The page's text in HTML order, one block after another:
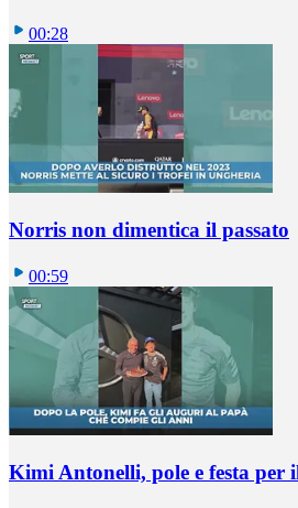
00:28
Norris non dimentica il passato
00:59
Kimi Antonelli, pole e festa per